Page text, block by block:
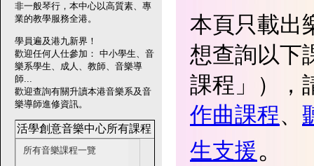
非一般琴行，本中心以高質素、專
業的教學服務全港。
學員遍及港九新界！
歡迎任何人仕參加： 中小學生、音
樂系學生、成人、教師、音樂導
師...
歡迎查詢有關升讀本港音樂系及音
樂導師進修資訊。
活學創意音樂中心所有課程
所有音樂課程一覽
本頁只載出
想查詢以下
課程」），
作曲課程、
生支援。